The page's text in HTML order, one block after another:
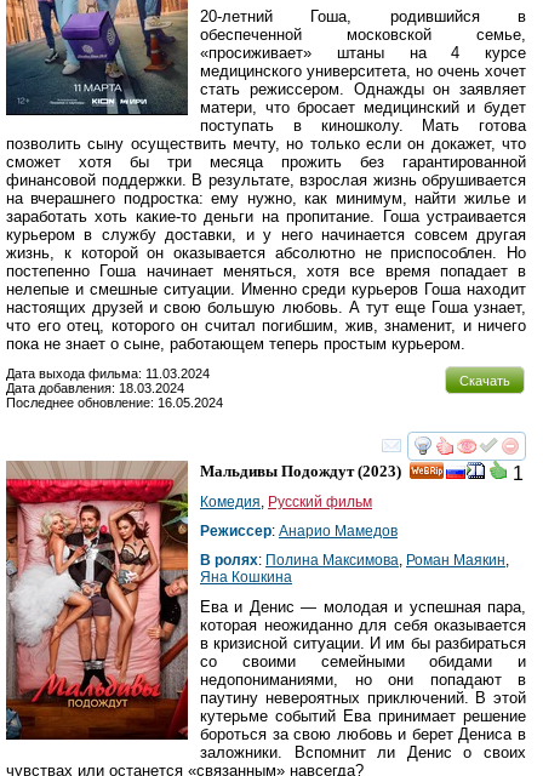
20-летний Гоша, родившийся в
обеспеченной московской семье,
«просиживает» штаны на 4 курсе
медицинского университета, но очень хочет
стать режиссером. Однажды он заявляет
матери, что бросает медицинский и будет
поступать в киношколу. Мать готова
позволить сыну осуществить мечту, но только если он докажет, что
сможет хотя бы три месяца прожить без гарантированной
финансовой поддержки. В результате, взрослая жизнь обрушивается
на вчерашнего подростка: ему нужно, как минимум, найти жилье и
заработать хоть какие-то деньги на пропитание. Гоша устраивается
курьером в службу доставки, и у него начинается совсем другая
жизнь, к которой он оказывается абсолютно не приспособлен. Но
постепенно Гоша начинает меняться, хотя все время попадает в
нелепые и смешные ситуации. Именно среди курьеров Гоша находит
настоящих друзей и свою большую любовь. А тут еще Гоша узнает,
что его отец, которого он считал погибшим, жив, знаменит, и ничего
пока не знает о сыне, работающем теперь простым курьером.
Скачать
Дата выхода фильма: 11.03.2024
Дата добавления: 18.03.2024
Последнее обновление: 16.05.2024
смотреть
1
Мальдивы Подождут(2023)
Комедия Русский фильм
Режиссер: Анарио Мамедов
В ролях: Полина Максимова Роман Маякин
Яна Кошкина
Ева и Денис — молодая и успешная пара,
которая неожиданно для себя оказывается
в кризисной ситуации. И им бы разбираться
со своими семейными обидами и
недопониманиями, но они попадают в
паутину невероятных приключений. В этой
кутерьме событий Ева принимает решение
бороться за свою любовь и берет Дениса в
заложники. Вспомнит ли Денис о своих
чувствах или останется «связанным» навсегда?